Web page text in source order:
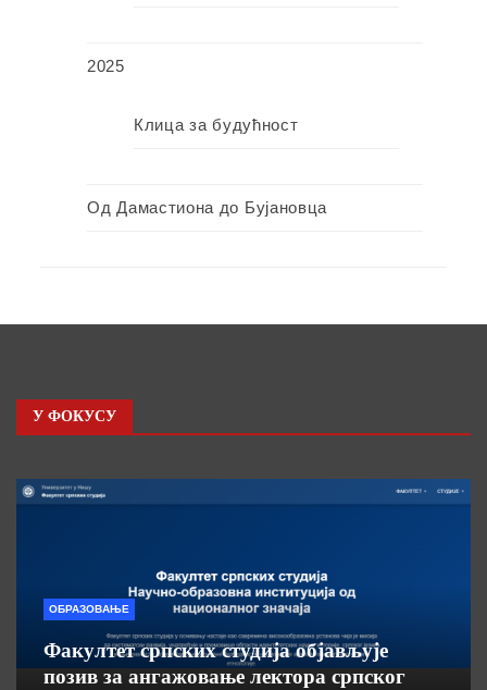
2025
Клица за будућност
Од Дамастиона до Бујановца
У ФОКУСУ
ОБРАЗОВАЊЕ
Факултет српских студија објављује
позив за ангажовање лектора српског